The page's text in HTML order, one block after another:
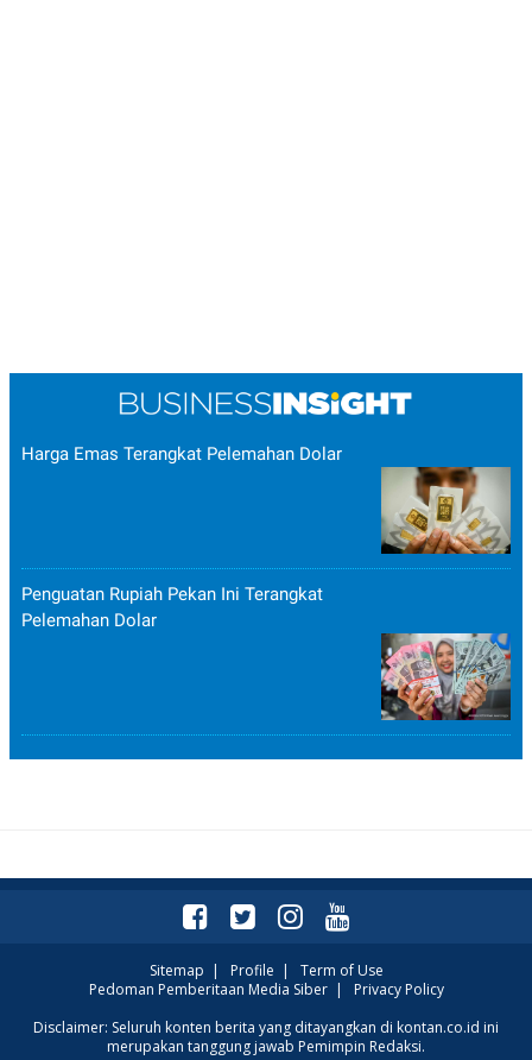
Harga Emas Terangkat Pelemahan Dolar
Penguatan Rupiah Pekan Ini Terangkat
Pelemahan Dolar
Sitemap | Profile | Term of Use
Pedoman Pemberitaan Media Siber| Privacy Policy
Disclaimer: Seluruh konten berita yang ditayangkan di kontan.co.id ini
merupakan tanggung jawab Pemimpin Redaksi.